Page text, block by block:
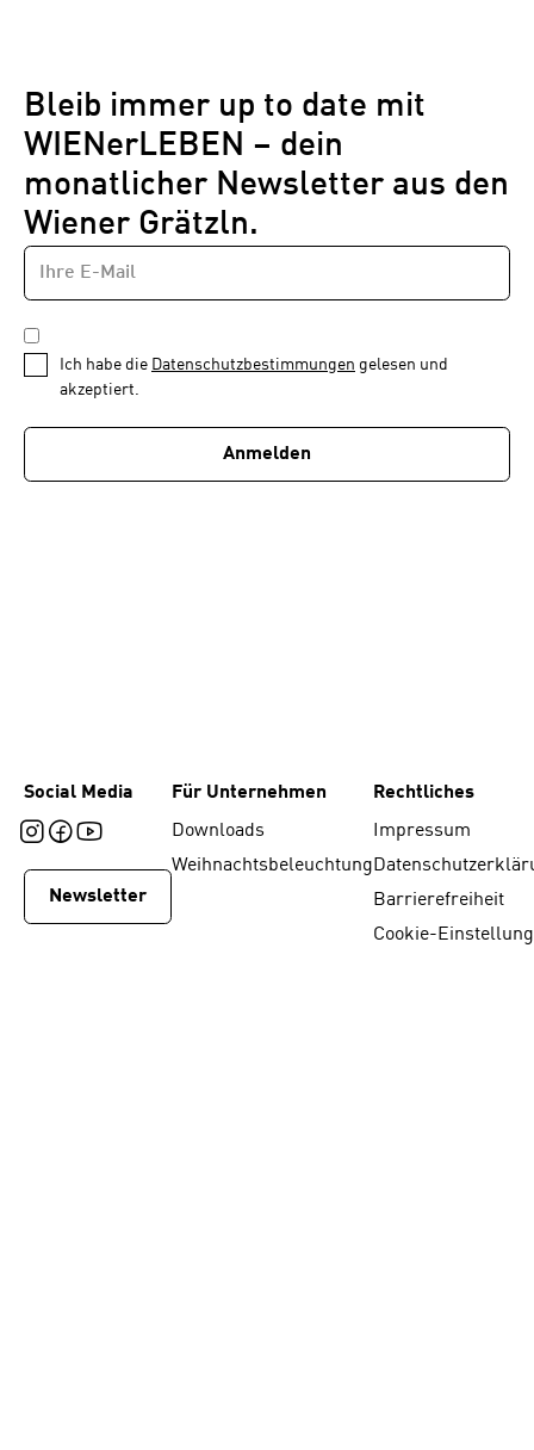
Bleib immer up to date mit
WIENerLEBEN – dein
monatlicher Newsletter aus den
Wiener Grätzln.
Newsletter
1
von
E-
MAIL-
ADRESSE
DATENSCHUTZBESTIMMUNGEN
*
Ich habe die Datenschutzbestimmungen gelesen und
akzeptiert.
Anmelden
Social Media
Newsletter
Für Unternehmen
Downloads
Weihnachtsbeleuchtung
Rechtliches
Impressum
Barrierefreiheit
Cookie-